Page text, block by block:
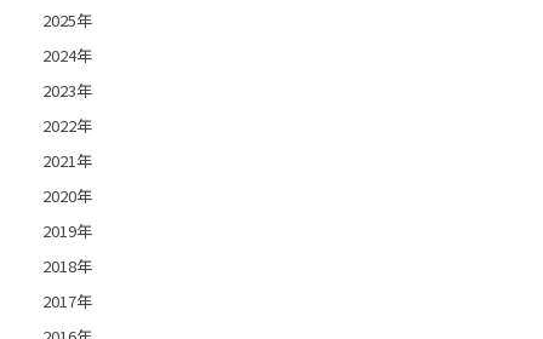
2025年
2024年
2023年
2022年
2021年
2020年
2019年
2018年
2017年